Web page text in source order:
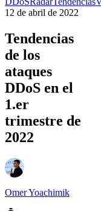
12 de abril de 2022
Tendencias
de los
ataques
DDoS en el
1.er
trimestre de
2022
Omer Yoachimik